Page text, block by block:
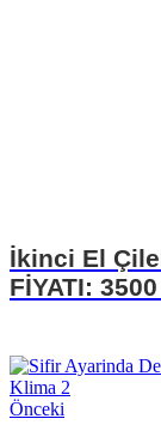
İkinci El
FİYATI:
Önceki